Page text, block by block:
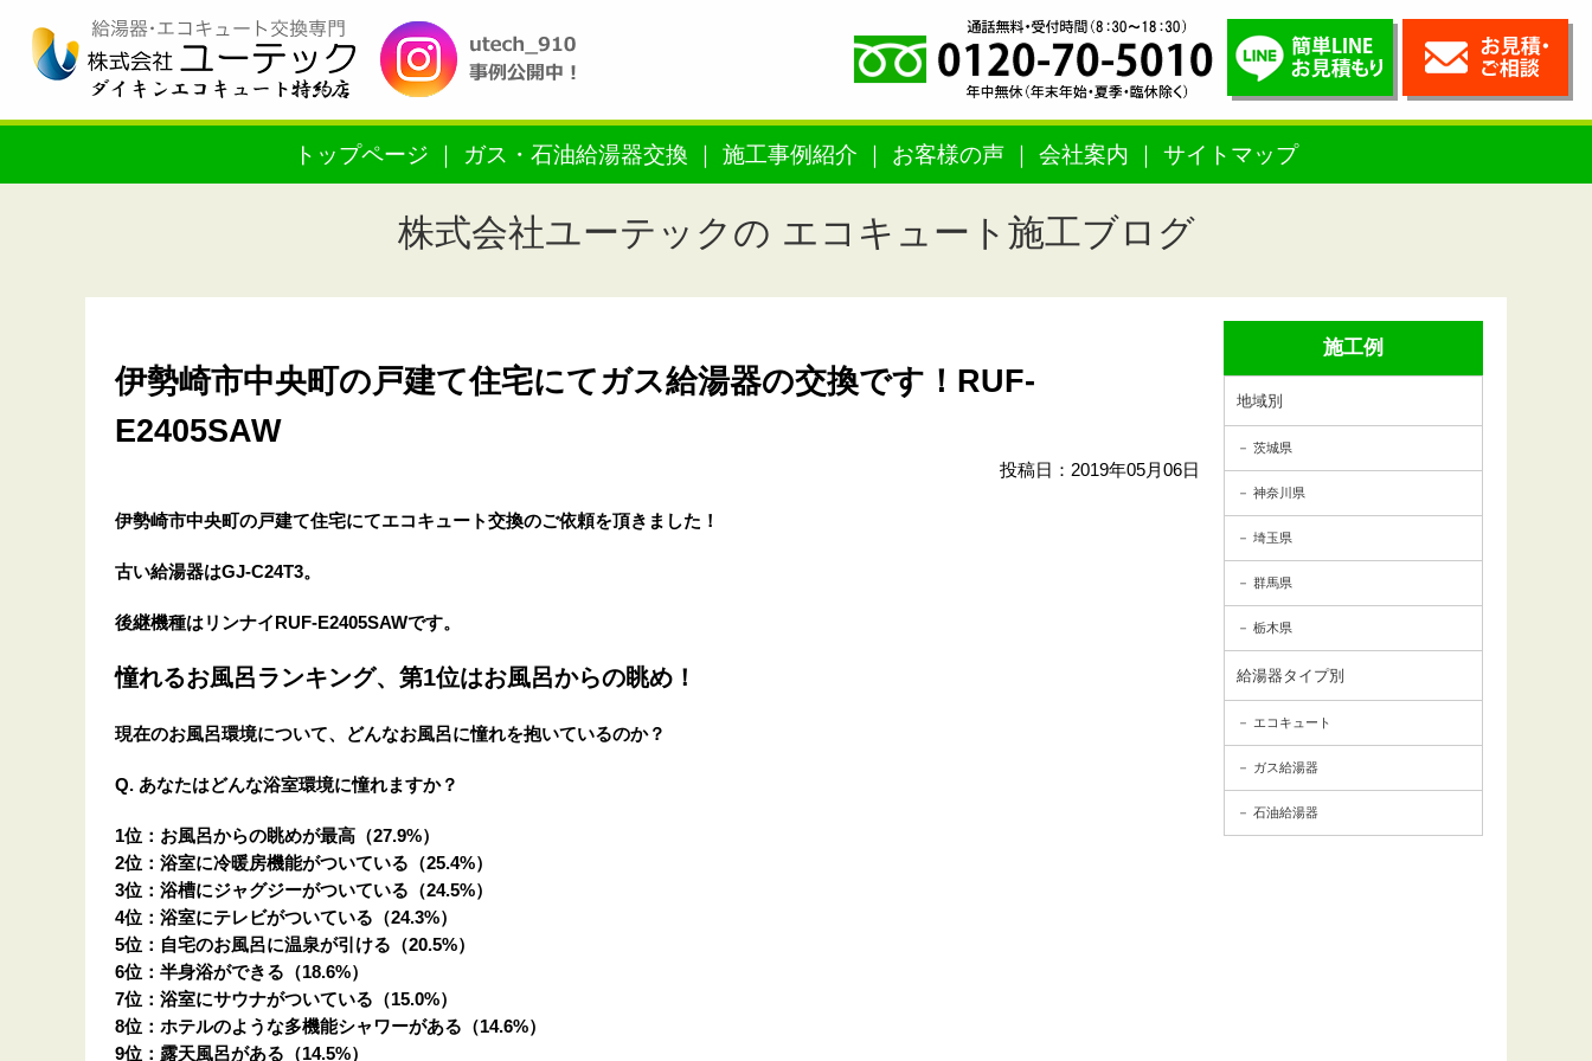
トップページ ガス・石油給湯器交換 施工事例紹介 お客様の声 会社案内 サイトマップ
株式会社ユーテックの エコキュート施工ブログ
施工例
地域別
茨城県
神奈川県
埼玉県
群馬県
栃木県
給湯器タイプ別
エコキュート
ガス給湯器
石油給湯器
伊勢崎市中央町の戸建て住宅にてガス給湯器の交換です！RUF-
E2405SAW
投稿日：2019年05月06日
伊勢崎市中央町の戸建て住宅にてエコキュート交換のご依頼を頂きました！
古い給湯器はGJ-C24T3。
後継機種はリンナイRUF-E2405SAWです。
憧れるお風呂ランキング、第1位はお風呂からの眺め！
現在のお風呂環境について、どんなお風呂に憧れを抱いているのか？
Q. あなたはどんな浴室環境に憧れますか？
1位：お風呂からの眺めが最高（27.9%）
2位：浴室に冷暖房機能がついている（25.4%）
3位：浴槽にジャグジーがついている（24.5%）
4位：浴室にテレビがついている（24.3%）
5位：自宅のお風呂に温泉が引ける（20.5%）
6位：半身浴ができる（18.6%）
7位：浴室にサウナがついている（15.0%）
8位：ホテルのような多機能シャワーがある（14.6%）
9位：露天風呂がある（14.5%）